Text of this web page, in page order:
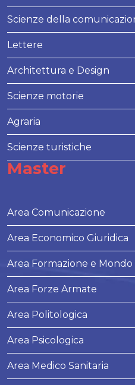
Scienze della
Lettere
Architettura e Design
Scienze motorie
Agraria
Scienze turistiche
Master
Area Comunicazione
Area Economico Giuridica
Area Formazione e Mondo
Area Forze Armate
Area Politologica
Area Psicologica
Area Medico Sanitaria